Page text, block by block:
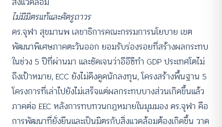
ไม่มีมิตรแท้และศัตรูถาวร
ดร.จุฬา สุขมานพ เลขาธิการคณะกรรมการนโยบาย เขต
พัฒนาพิเศษภาคตะวันออก ยอมรับร่องรอยที่สร้างผลกระทบ
ในช่วง 5 ปีที่ผ่านมา และชัดเจนว่าอีอีซีทำ GDP ประเทศโตไม่
ถึงเป้าหมาย, ECC ยังไม่ดึงดูดนักลงทุน, โครงสร้างพื้นฐาน 5
โครงการที่เล่าไปยังไม่เสร็จแต่ผลกระทบบางส่วนเกิดขึ้นแล้ว
ภาคต่อ EEC หลังการทบทวนกฎหมายในมุมมอง ดร.จุฬา คือ
การพัฒนาที่ยั่งยืนและเป็นมิตรกับสิ่งแวดล้อมต้องเกิดขึ้น วาด